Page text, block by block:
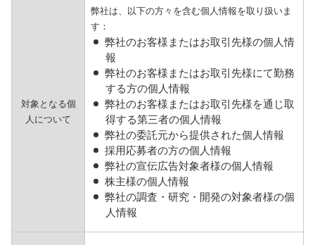
対象となる個
人について
弊社は、以下の方々を含む個人情報を取り扱いま
す：
弊社のお客様またはお取引先様の個人情
報
弊社のお客様またはお取引先様にて勤務
する方の個人情報
弊社のお客様またはお取引先様を通じ取
得する第三者の個人情報
弊社の委託元から提供された個人情報
採用応募者の方の個人情報
弊社の宣伝広告対象者様の個人情報
株主様の個人情報
弊社の調査・研究・開発の対象者様の個
人情報